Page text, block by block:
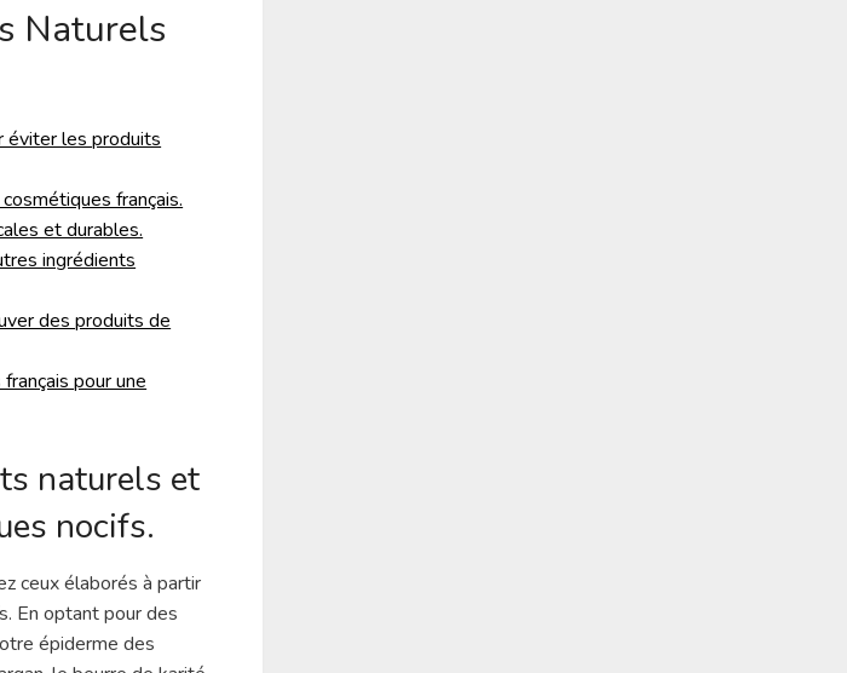
Naturels
éviter les produits
français.
et durables.
ingrédients
des produits de
pour une
naturels et
nocifs.
ceux élaborés à partir
En optant pour des
épiderme des